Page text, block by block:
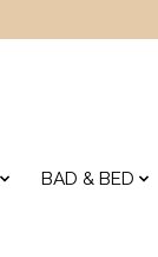
BAD & BED